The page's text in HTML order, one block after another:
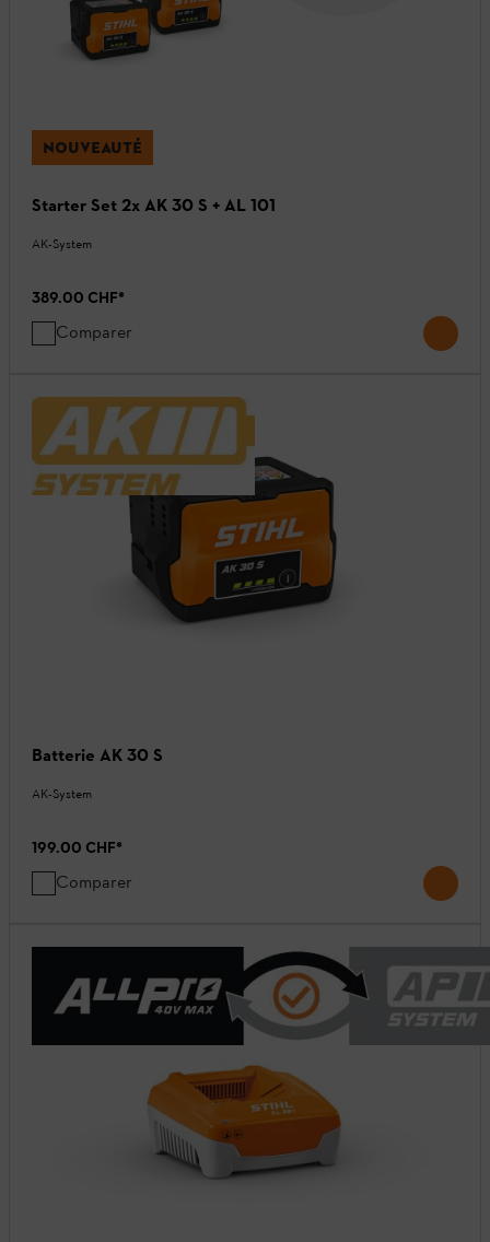
NOUVEAUTÉ
Starter Set 2x AK 30 S + AL 101
AK-System
389.00 CHF*
Comparer
Batterie AK 30 S
AK-System
199.00 CHF*
Comparer